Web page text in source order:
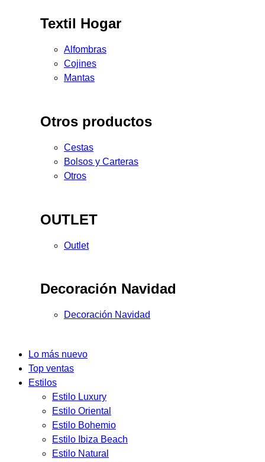
Textil Hogar
Alfombras
Cojines
Mantas
Otros productos
Cestas
Bolsos y Carteras
Otros
OUTLET
Outlet
Decoración Navidad
Decoración Navidad
Lo más nuevo
Top ventas
Estilos
Estilo Luxury
Estilo Oriental
Estilo Bohemio
Estilo Ibiza Beach
Estilo Natural